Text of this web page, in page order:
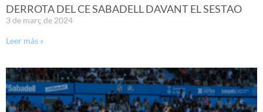
DERROTA DEL CE SABADELL DAVANT EL SESTAO
3 de març de 2024
Leer más »